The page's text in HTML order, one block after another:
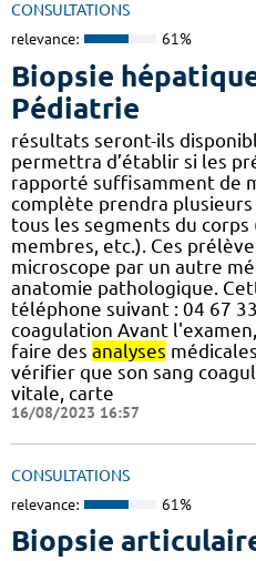
CONSULTATIONS
relevance: 61%
Biopsie
Pédiatrie
résultats seront-ils
permettra d’établir si les
rapporté suffisamment de
complète prendra
tous les segments du corps
membres, etc.). Ces
microscope par un autre
anatomie pathologique.
téléphone suivant : 04 67
coagulation Avant
faire des analyses
vérifier que son sang
vitale, carte
16/08/2023 16:57
CONSULTATIONS
relevance: 61%
Biopsie